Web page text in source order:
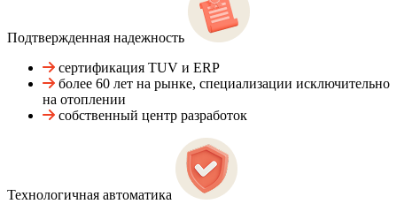
Подтвержденная надежность
сертификация TUV и ERP
более 60 лет на рынке, специализации исключительно
на отоплении
собственный центр разработок
Технологичная автоматика